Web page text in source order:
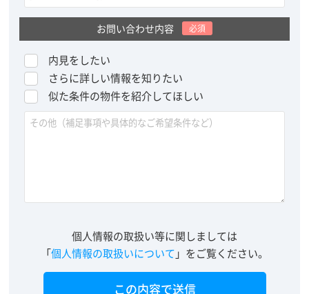
お問い合わせ内容 必須
内見をしたい
さらに詳しい情報を知りたい
似た条件の物件を紹介してほしい
個人情報の取扱い等に関しましては
「個人情報の取扱いについて 」をご覧ください。